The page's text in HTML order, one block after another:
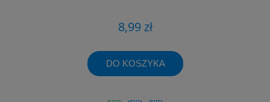
8,99 zł
DO KOSZYKA